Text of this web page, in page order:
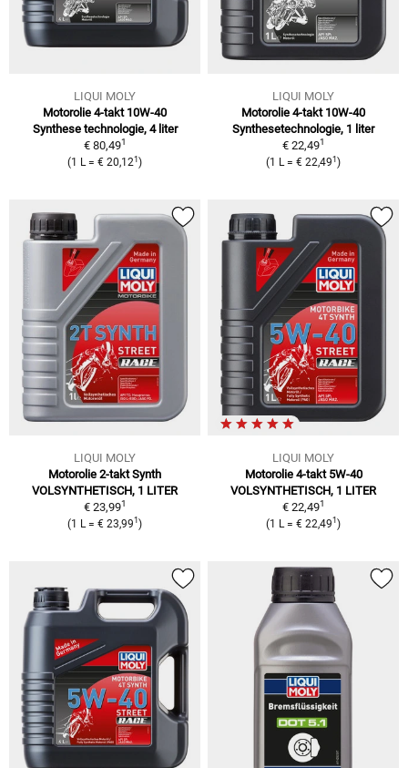
LIQUI MOLY
Motorolie 4-takt 10W-40
Synthese technologie, 4 liter
€ 80,491
(1 L= € 20,121 )
LIQUI MOLY
Motorolie 4-takt 10W-40
Synthesetechnologie, 1 liter
€ 22,491
(1 L= € 22,491 )
LIQUI MOLY
Motorolie 2-takt Synth
VOLSYNTHETISCH, 1 LITER
€ 23,991
(1 L= € 23,991 )
LIQUI MOLY
Motorolie 4-takt 5W-40
VOLSYNTHETISCH, 1 LITER
€ 22,491
(1 L= € 22,491 )